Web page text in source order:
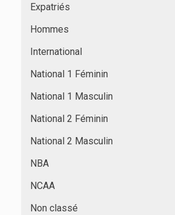
Expatriés
Hommes
International
National 1 Féminin
National 1 Masculin
National 2 Féminin
National 2 Masculin
NBA
NCAA
Non classé